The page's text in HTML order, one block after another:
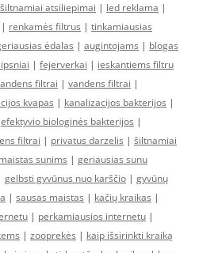
šiltnamiai atsiliepimai | led reklama |
| renkamės filtrus | tinkamiausias
ėdalas | augintojams | blogas
| fejerverkai | ieskantiems filtru
filtrai | vandens filtrai |
kvapas | kanalizacijos bakterijos |
efektyvio biologinės bakterijos |
filtrai | privatus darzelis | šiltnamiai
maistas sunims | geriausias sunu
gelbsti gyvūnus nuo karščio | gyvūnų
| sausas maistas | kačių kraikas |
| perkamiausios internetu |
| zooprekės | kaip išsirinkti kraiką